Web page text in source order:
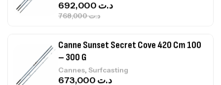
د.ت768,000
– 300 G
Cannes,
د.ت748,000
د.ت673,000